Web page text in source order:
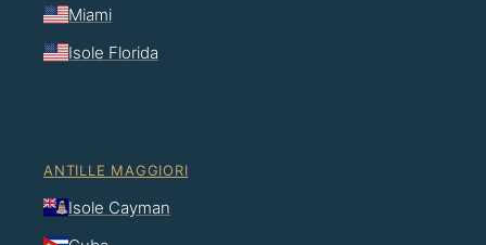
Miami
Isole Florida
ANTILLE MAGGIORI
Isole Cayman